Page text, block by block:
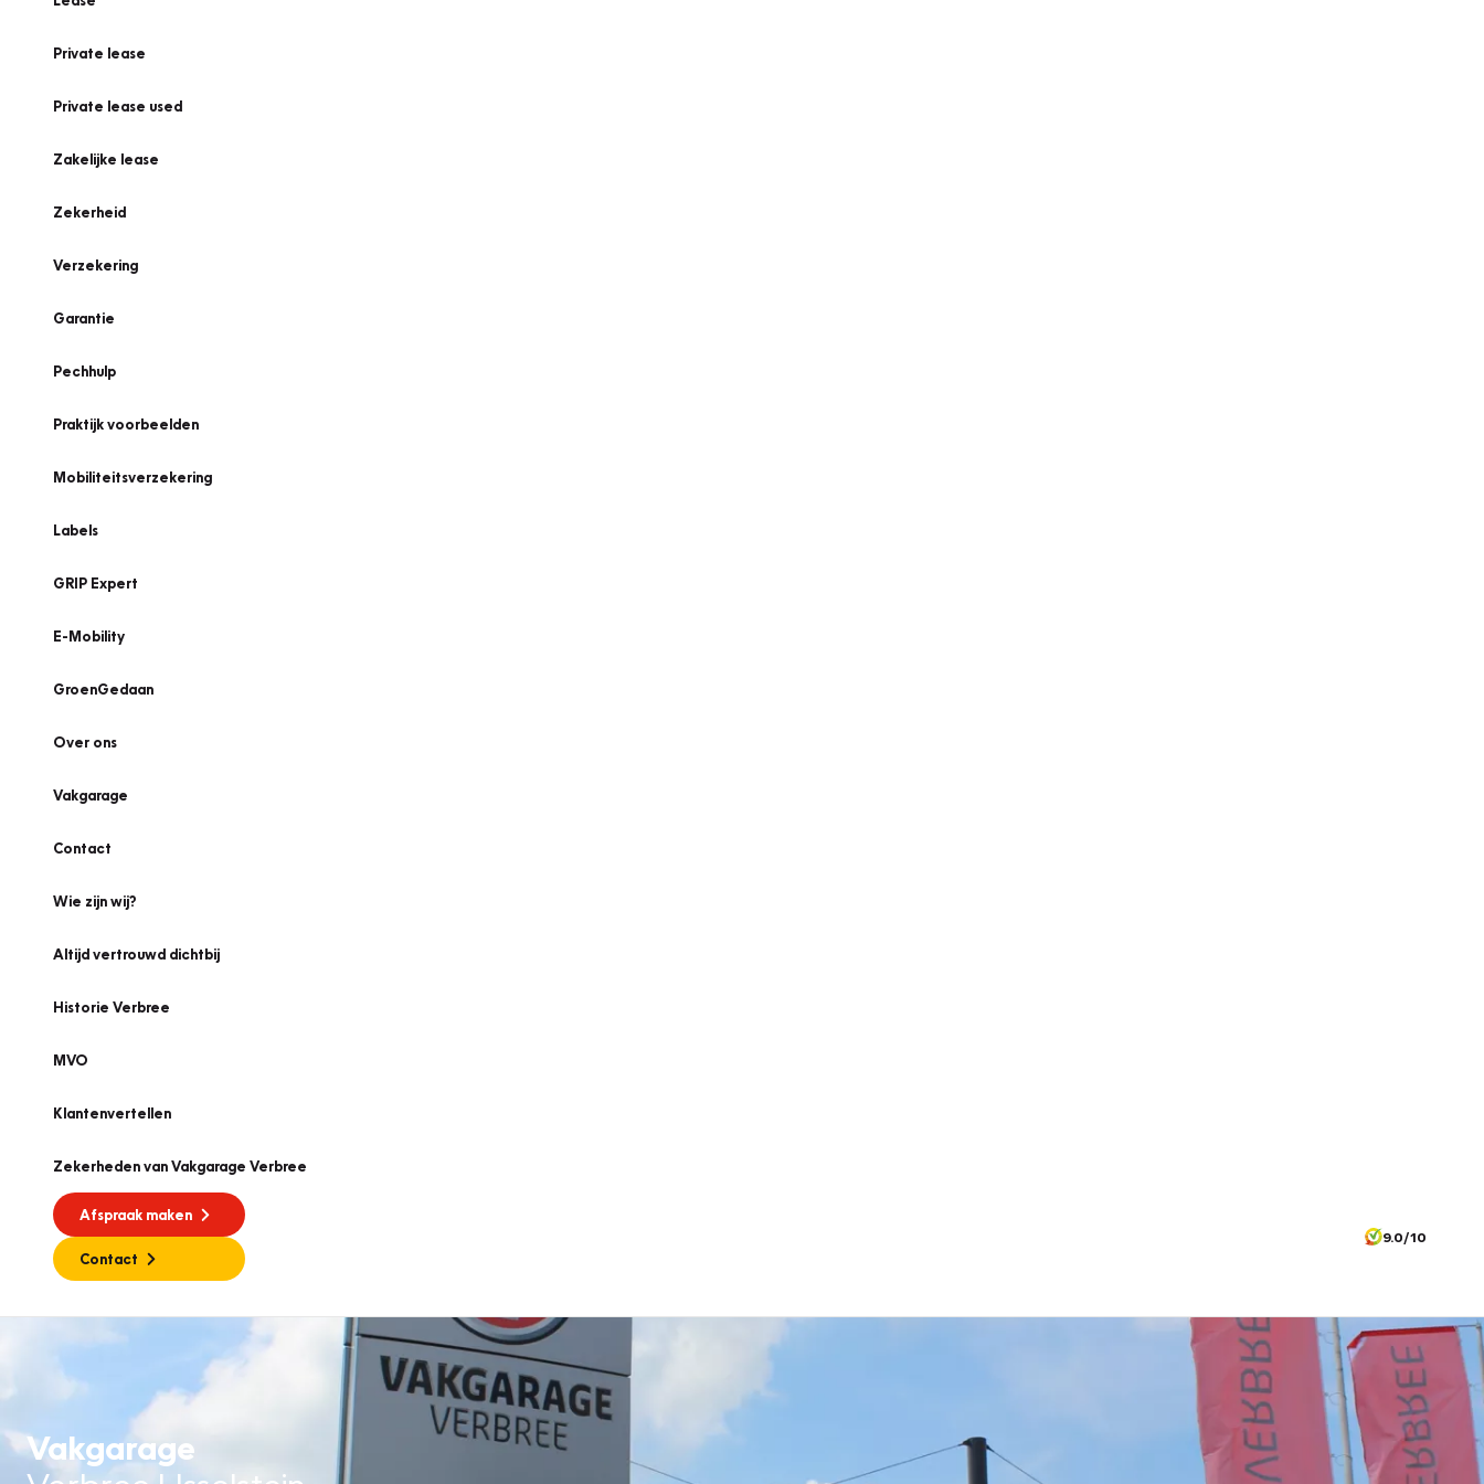
Private lease
Private lease used
Zakelijke lease
Zekerheid
Verzekering
Garantie
Pechhulp
Praktijk voorbeelden
Mobiliteitsverzekering
Labels
GRIP Expert
E-Mobility
GroenGedaan
Over ons
Vakgarage
Contact
Wie zijn wij?
Altijd vertrouwd dichtbij
Historie Verbree
MVO
Klantenvertellen
Zekerheden van Vakgarage Verbree
Afspraak maken
Contact
9.0/10
Vakgarage